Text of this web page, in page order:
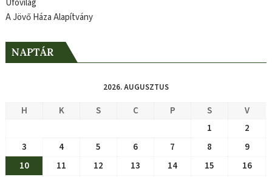
Ufóvilág
A Jövő Háza Alapítvány
NAPTÁR
2026. AUGUSZTUS
H K S C P S
V
1
2
3
4 5 6 7 8
9
10
11 12 13 14 15
16